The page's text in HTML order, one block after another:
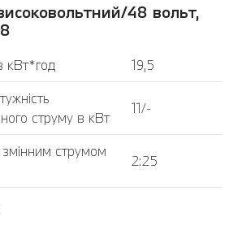
48 вольт,
кВт*год
19,5
струму в кВт
11/-
струмом
2:25